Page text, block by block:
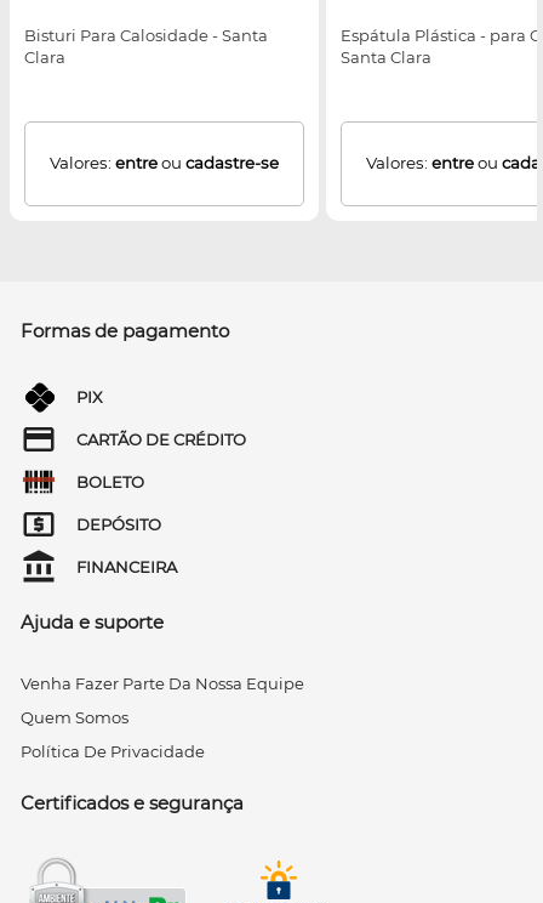
Bisturi Para Calosidade - Santa
Clara
Valores: entreou cadastre-se
Espátula Plástica - para
Santa Clara
Valores: entreou
Formas de pagamento
PIX
CARTÃO DE CRÉDITO
BOLETO
DEPÓSITO
FINANCEIRA
Ajuda e suporte
Venha Fazer Parte Da Nossa Equipe
Quem Somos
Política De Privacidade
Certificados e segurança